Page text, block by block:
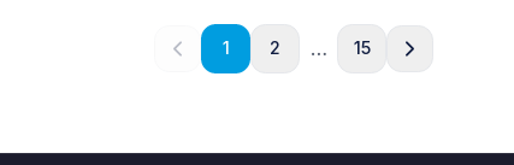
1 2 … 15